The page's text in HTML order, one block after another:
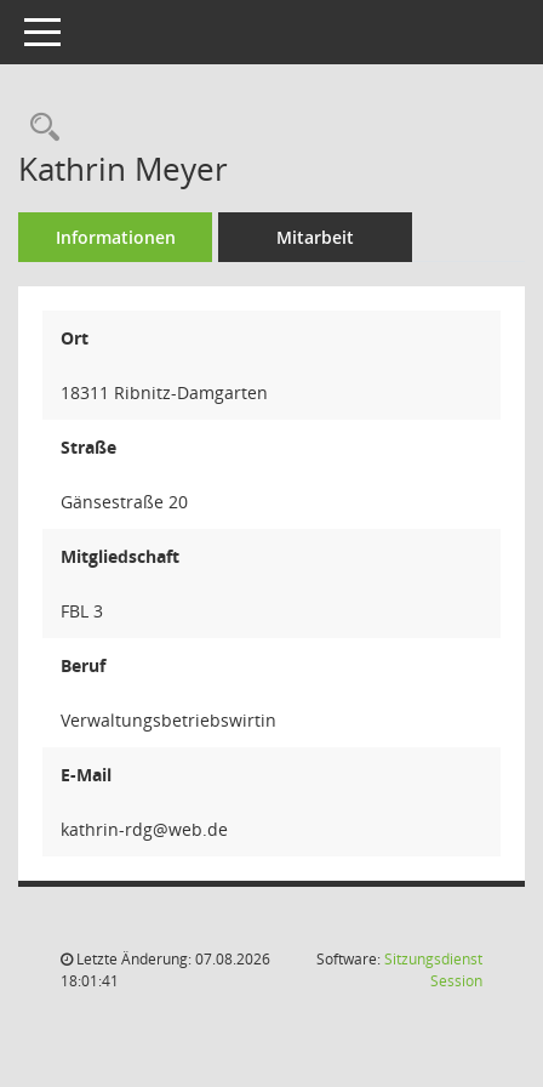
Toggle navigation
Rechercheauswahl
Kathrin Meyer
Informationen Mitarbeit
Ort
18311 Ribnitz-Damgarten
Straße
Gänsestraße 20
Mitgliedschaft
FBL 3
Beruf
Verwaltungsbetriebswirtin
E-Mail
gdr-n
Letzte Änderung: 07.08.2026
18:01:41
Software:Sitzungsdienst
Session(Wird in